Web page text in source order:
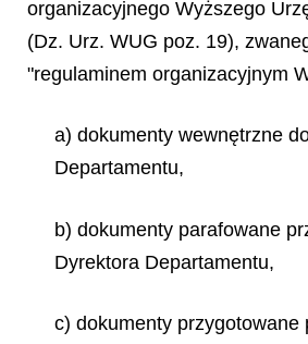
organizacyjnego Wyższego
(Dz. Urz. WUG poz. 19),
"regulaminem organizacyjnym
a) dokumenty wewnętrzne
Departamentu,
b) dokumenty parafowane
Dyrektora Departamentu,
c) dokumenty przygotowane